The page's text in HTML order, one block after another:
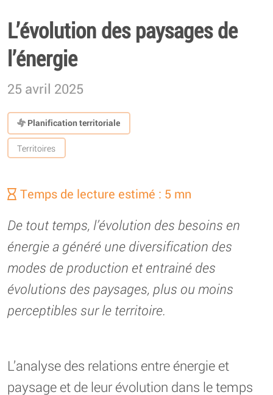
L’évolution des paysages de
l’énergie
25 avril 2025
Planification territoriale
Territoires
Temps de lecture estimé : 5 mn
De tout temps, l’évolution des besoins en
énergie a généré une diversification des
modes de production et entrainé des
évolutions des paysages, plus ou moins
perceptibles sur le territoire.
L’analyse des relations entre énergie et
paysage et de leur évolution dans le temps